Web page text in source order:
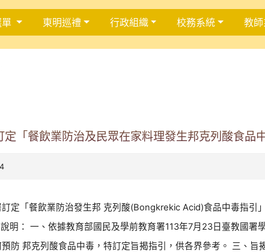
東明巡禮 行政組織 校務系統 教師
「餐飲業防治及民眾在家料理發生邦克列酸食品
定「餐飲業防治發生邦 克列酸(Bongkrekic Acid)食品中毒指引
明： 一、依據教育部國民及學前教育署113年7月23日臺教國
防 邦克列酸食品中毒，特訂定旨揭指引，供各界參考。 三、